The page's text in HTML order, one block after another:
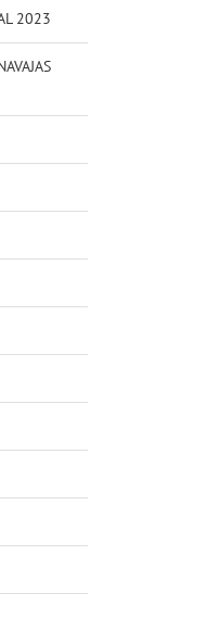
2023